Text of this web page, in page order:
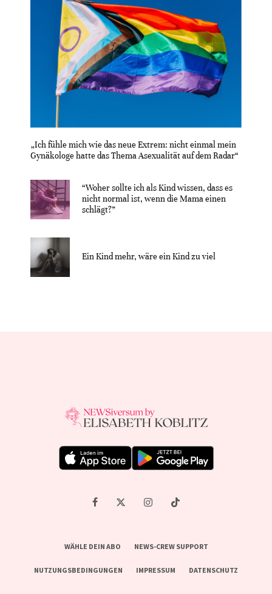
„Ich fühle mich wie das neue Extrem: nicht einmal mein
Gynäkologe hatte das Thema Asexualität auf dem Radar“
“Woher sollte ich als Kind wissen, dass es
nicht normal ist, wenn die Mama einen
schlägt?”
Ein Kind mehr, wäre ein Kind zu viel
WÄHLE DEIN ABO NEWS-CREW SUPPORT
NUTZUNGSBEDINGUNGEN IMPRESSUM DATENSCHUTZ